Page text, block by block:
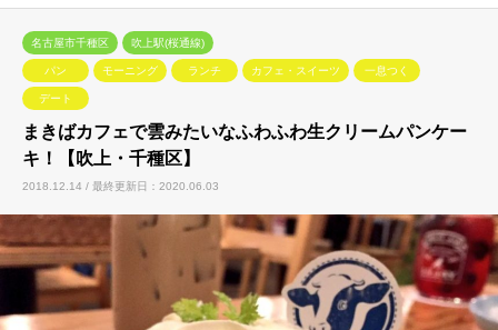
名古屋市千種区 吹上駅(桜通線)
パン モーニング ランチ カフェ・スイーツ 一息つく
デート
まきばカフェで雲みたいなふわふわ生クリームパンケー
キ！【吹上・千種区】
2018.12.14 / 最終更新日：2020.06.03